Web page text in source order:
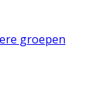
groepen